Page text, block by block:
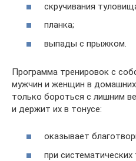
скручивания
планка;
выпады с прыжком.
Программа тренировок с
мужчин и женщин в домашних
только бороться с лишним
и держит их в тонусе:
оказывает
при